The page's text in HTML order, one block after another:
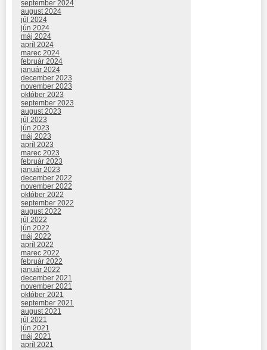
september 2024
august 2024
júl 2024
jún 2024
máj 2024
apríl 2024
marec 2024
február 2024
január 2024
december 2023
november 2023
október 2023
september 2023
august 2023
júl 2023
jún 2023
máj 2023
apríl 2023
marec 2023
február 2023
január 2023
december 2022
november 2022
október 2022
september 2022
august 2022
júl 2022
jún 2022
máj 2022
apríl 2022
marec 2022
február 2022
január 2022
december 2021
november 2021
október 2021
september 2021
august 2021
júl 2021
jún 2021
máj 2021
apríl 2021